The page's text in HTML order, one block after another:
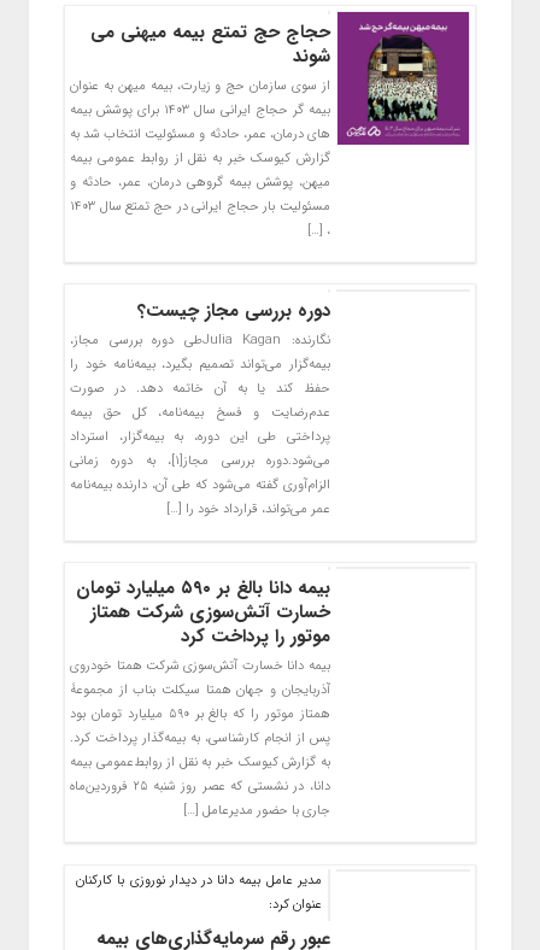
حجاج حج تمتع بیمه میهنی می
شوند
از سوی سازمان حج و زیارت، بیمه میهن به عنوان
بیمه گر حجاج ایرانی سال ۱۴۰۳ برای پوشش بیمه
های درمان، عمر، حادثه و مسئولیت انتخاب شد به
گزارش کیوسک خبر به نقل از روابط عمومی بیمه
میهن، پوشش بیمه گروهی درمان، عمر، حادثه و
مسئولیت بار حجاج ایرانی در حج تمتع سال ۱۴۰۳
، […]
دوره بررسی مجاز چیست؟
نگارنده: Julia Kaganطی دوره بررسی مجاز،
بیمه‌گزار می‌تواند تصمیم بگیرد، بیمه‌نامه خود را
حفظ کند یا به آن خاتمه دهد. در صورت
عدم‌رضایت و فسخ بیمه‌نامه، کل حق بیمه
پرداختی طی این دوره، به بیمه‌گزار، استرداد
می‌شود.دوره بررسی مجاز[۱]، به دوره زمانی
الزام‌آوری گفته می‌شود که طی آن، دارنده بیمه‌نامه
عمر می‌‎تواند، قرارداد خود را […]
بیمه دانا بالغ بر ۵۹۰ میلیارد تومان
خسارت آتش‌سوزی شرکت همتاز
موتور را پرداخت کرد
بیمه دانا خسارت آتش‌سوزی شرکت همتا خودروی
آذربایجان و جهان همتا سیکلت بناب از مجموعۀ
همتاز موتور را که بالغ بر ۵۹۰ میلیارد تومان بود
پس از انجام کارشناسی، به بیمه‌گذار پرداخت کرد.
به گزارش کیوسک خبر به نقل از روابط‌عمومی بیمه
دانا، در نشستی که عصر روز شنبه ۲۵ فروردین‌ماه
جاری با حضور مدیرعامل […]
مدیر عامل بیمه دانا در دیدار نوروزی با کارکنان
عنوان کرد:
عبور رقم سرمایه‌گذاری‌های بیمه